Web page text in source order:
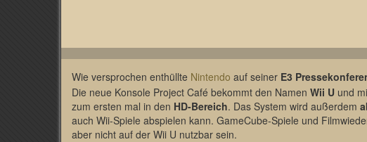
Wie versprochen enthüllte Nintendo auf seiner E3
Die neue Konsole Project Café bekommt den Namen Wii U und
zum ersten mal in den HD-Bereich. Das System wird außerdem
auch Wii-Spiele abspielen kann. GameCube-Spiele und
aber nicht auf der Wii U nutzbar sein.